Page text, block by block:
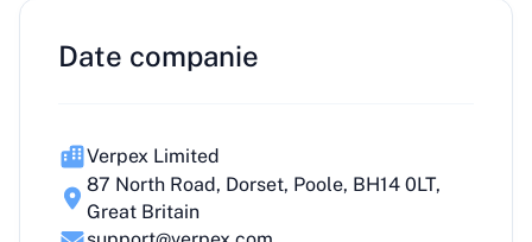
Date companie
Verpex Limited
87 North Road, Dorset, Poole, BH14 0LT,
Great Britain